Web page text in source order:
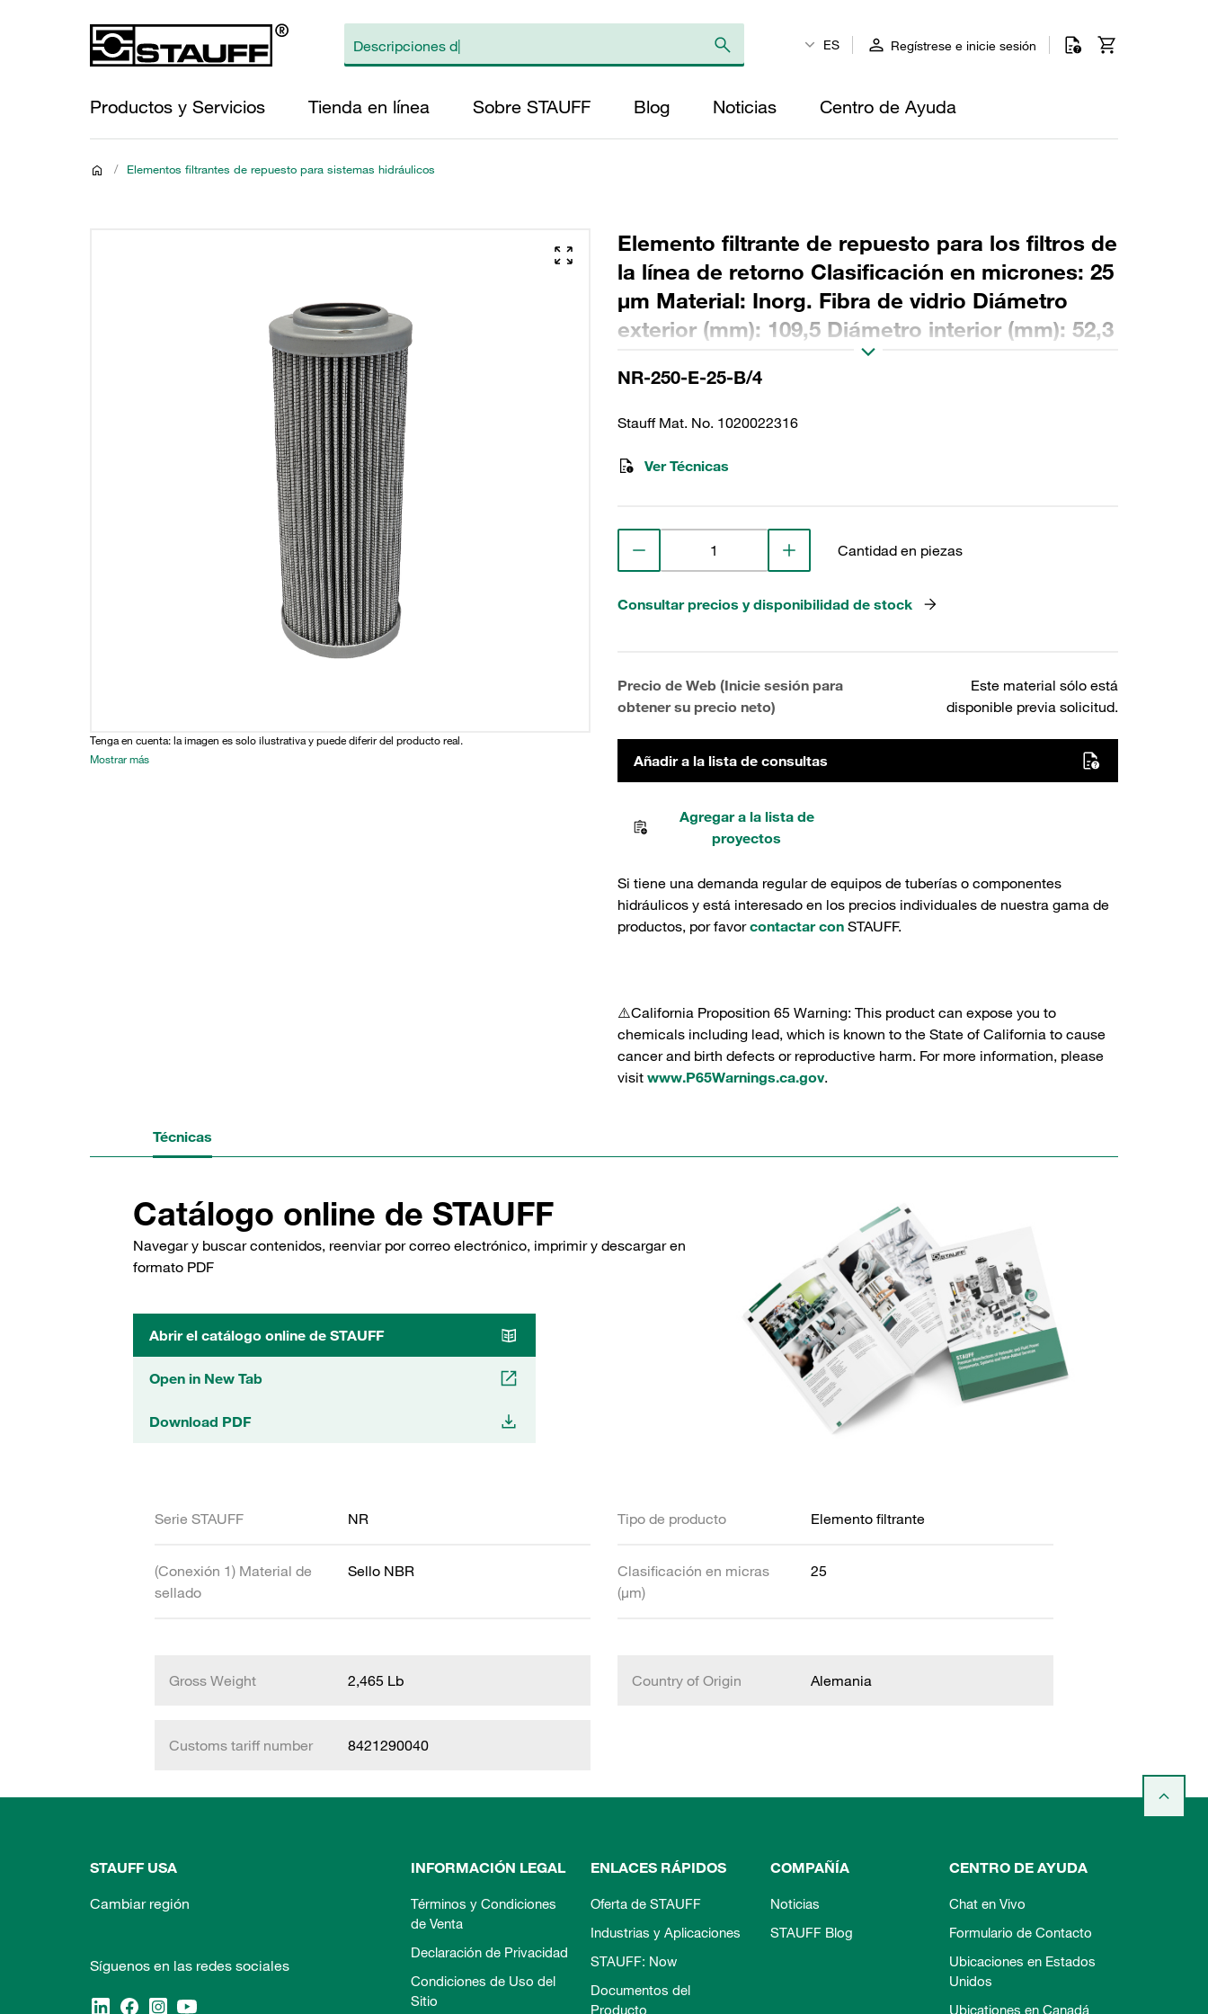
ES Regístrese e inicie sesión
Productos y Servicios Tienda en línea Sobre STAUFF Blog Noticias Centro de Ayuda
/ Elementos filtrantes de repuesto para sistemas hidráulicos
Tenga en cuenta: la imagen es solo ilustrativa y puede diferir del producto real.
Mostrar más
Elemento filtrante de repuesto para los filtros de
la línea de retorno Clasificación en micrones: 25
µm Material: Inorg. Fibra de vidrio Diámetro
exterior (mm): 109,5 Diámetro interior (mm): 52,3
Longitud (mm): 249 Sellado: NBR, relación β
>200
NR-250-E-25-B/4
Stauff Mat. No. 1020022316
Ver Técnicas
Cantidad en piezas
Consultar precios y disponibilidad de stock
Precio de Web (Inicie sesión para
obtener su precio neto)
Este material sólo está
disponible previa solicitud.
Añadir a la lista de consultas
Agregar a la lista de
proyectos
Si tiene una demanda regular de equipos de tuberías o componentes
hidráulicos y está interesado en los precios individuales de nuestra gama de
productos, por favorcontactar con STAUFF.
⚠️California Proposition 65 Warning: This product can expose you to
chemicals including lead, which is known to the State of California to cause
cancer and birth defects or reproductive harm. For more information, please
visit www.P65Warnings.ca.gov.
Técnicas
Catálogo online de STAUFF
Navegar y buscar contenidos, reenviar por correo electrónico, imprimir y descargar en
formato PDF
Abrir el catálogo online de STAUFF
Open in New Tab
Download PDF
Serie STAUFF NR Tipo de producto Elemento filtrante
(Conexión 1) Material de
sellado
Sello NBR
Clasificación en micras
(µm)
25
Gross Weight 2,465 Lb Country of Origin Alemania
Customs tariff number 8421290040
STAUFF USA
Cambiar región
Síguenos en las redes sociales
INFORMACIÓN LEGAL
Términos y Condiciones
de Venta
Declaración de Privacidad
Condiciones de Uso del
Sitio
ENLACES RÁPIDOS
Oferta de STAUFF
Industrias y Aplicaciones
STAUFF: Now
Documentos del
Producto
COMPAÑÍA
Noticias
STAUFF Blog
CENTRO DE AYUDA
Chat en Vivo
Formulario de Contacto
Ubicaciones en Estados
Unidos
Ubicationes en Canadá